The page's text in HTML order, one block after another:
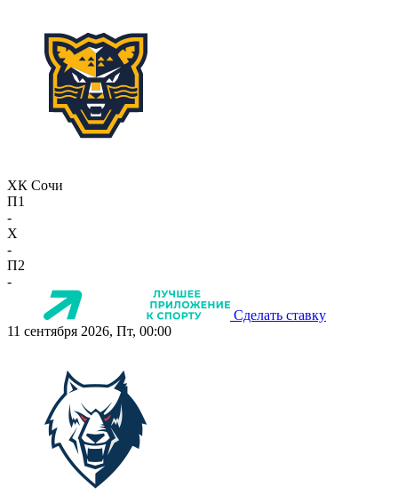
ХК Сочи
П1
-
X
-
П2
-
Сделать ставку
11 сентября 2026, Пт, 00:00